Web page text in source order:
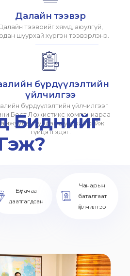
Далайн тээвэр
тээврийг хямд, аюулгүй,
шуурхай хүргэн тээвэрлэнэ.
бүрдүүлэлтийн
үйлчилгээ
бүрдүүлэлтийн үйлчилгээг
Бест Ложистикс компаниараа
хурдан шуурхай хийж
гүйцэтгэдэг.
Биднийг
Бүх ачаа
даатгагдсан
Чанарын
баталгаат
үйлчилгээ